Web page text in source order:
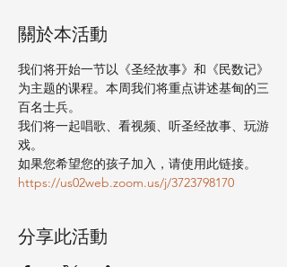
關於本活動
我们将开始一节以《圣经故事》和《民数记》
为主题的课程。本周我们将重点讲述基甸的三
百名士兵。
我们将一起唱歌、看视频、听圣经故事、玩游
戏。
如果您希望您的孩子加入，请使用此链接。
https://us02web.zoom.us/j/3723798170
分享此活動